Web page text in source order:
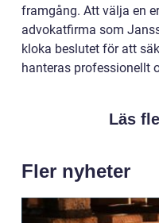
framgång. Att välja en
advokatfirma som
kloka beslutet för att
hanteras professionellt
Läs
Fler nyheter